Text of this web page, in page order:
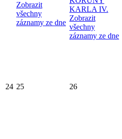
Zobrazit
všechny
záznamy ze dne
KARLA IV.
Zobrazit
všechny
záznamy ze dne
24 25 26